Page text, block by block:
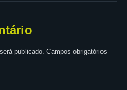
publicado. Campos obrigatórios